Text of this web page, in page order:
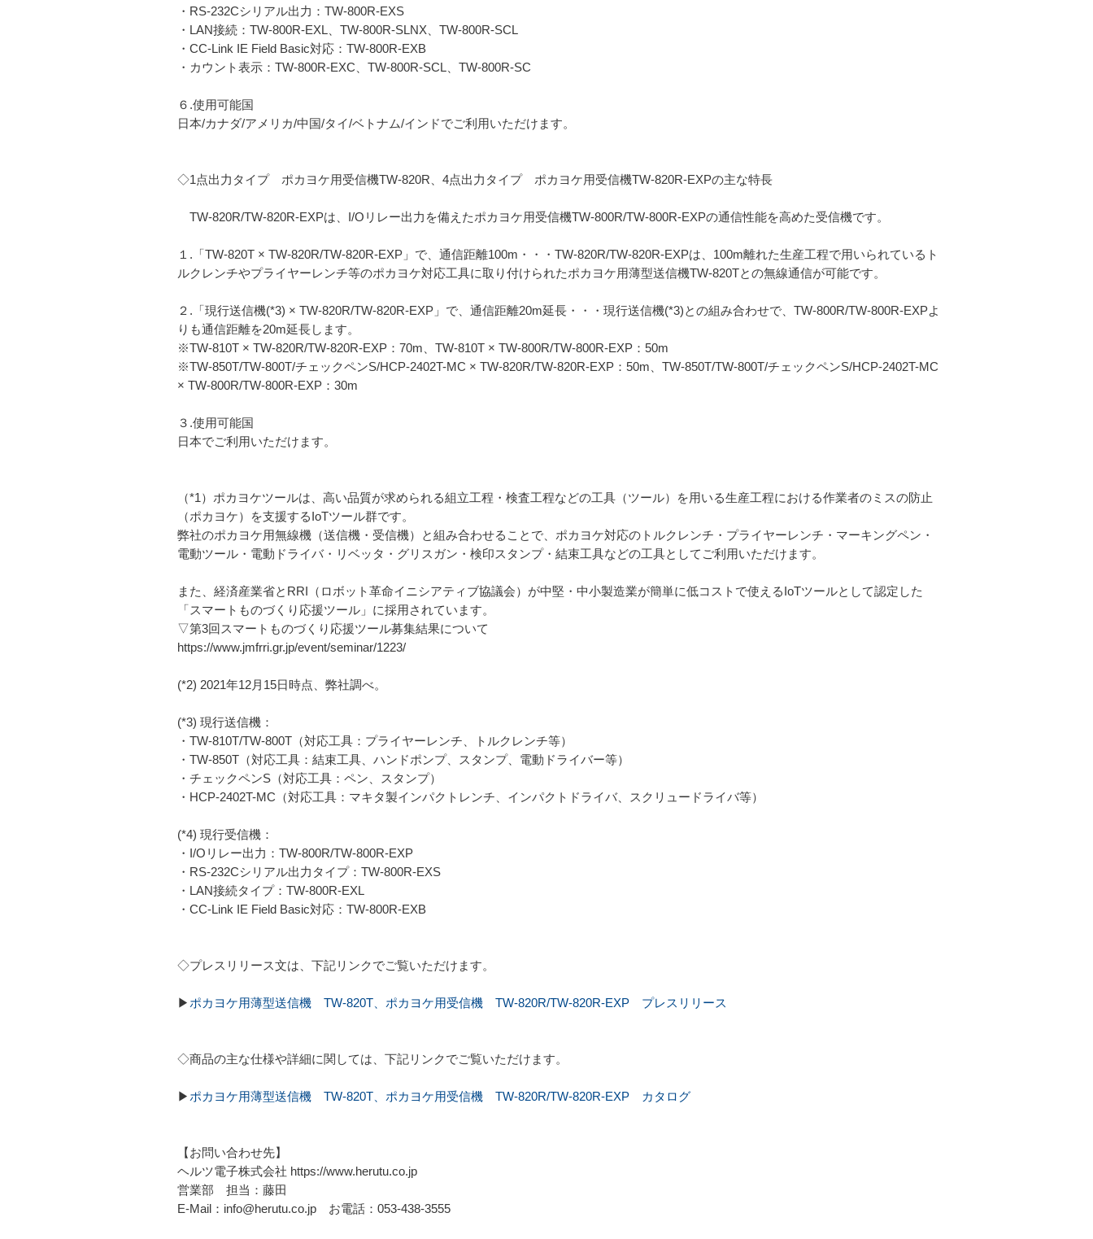
・RS-232Cシリアル出力：TW-800R-EXS
・LAN接続：TW-800R-EXL、TW-800R-SLNX、TW-800R-SCL
・CC-Link IE Field Basic対応：TW-800R-EXB
・カウント表示：TW-800R-EXC、TW-800R-SCL、TW-800R-SC
６.使用可能国
日本/カナダ/アメリカ/中国/タイ/ベトナム/インドでご利用いただけます。
◇1点出力タイプ ポカヨケ用受信機TW-820R、4点出力タイプ ポカヨケ用受信機TW-820R-EXPの主な特長
TW-820R/TW-820R-EXPは、I/Oリレー出力を備えたポカヨケ用受信機TW-800R/TW-800R-EXPの通信性能を高めた受信機です。
１.「TW-820T × TW-820R/TW-820R-EXP」で、通信距離100m・・・TW-820R/TW-820R-EXPは、100m離れた生産工程で用いられているト
ルクレンチやプライヤーレンチ等のポカヨケ対応工具に取り付けられたポカヨケ用薄型送信機TW-820Tとの無線通信が可能です。
２.「現行送信機(*3) × TW-820R/TW-820R-EXP」で、通信距離20m延長・・・現行送信機(*3)との組み合わせで、TW-800R/TW-800R-EXPよ
りも通信距離を20m延長します。
※TW-810T × TW-820R/TW-820R-EXP：70m、TW-810T × TW-800R/TW-800R-EXP：50m
※TW-850T/TW-800T/チェックペンS/HCP-2402T-MC × TW-820R/TW-820R-EXP：50m、TW-850T/TW-800T/チェックペンS/HCP-2402T-MC
× TW-800R/TW-800R-EXP：30m
３.使用可能国
日本でご利用いただけます。
（*1）ポカヨケツールは、高い品質が求められる組立工程・検査工程などの工具（ツール）を用いる生産工程における作業者のミスの防止
（ポカヨケ）を支援するIoTツール群です。
弊社のポカヨケ用無線機（送信機・受信機）と組み合わせることで、ポカヨケ対応のトルクレンチ・プライヤーレンチ・マーキングペン・
電動ツール・電動ドライバ・リベッタ・グリスガン・検印スタンプ・結束工具などの工具としてご利用いただけます。
また、経済産業省とRRI（ロボット革命イニシアティブ協議会）が中堅・中小製造業が簡単に低コストで使えるIoTツールとして認定した
「スマートものづくり応援ツール」に採用されています。
▽第3回スマートものづくり応援ツール募集結果について
https://www.jmfrri.gr.jp/event/seminar/1223/
(*2) 2021年12月15日時点、弊社調べ。
(*3) 現行送信機：
・TW-810T/TW-800T（対応工具：プライヤーレンチ、トルクレンチ等）
・TW-850T（対応工具：結束工具、ハンドポンプ、スタンプ、電動ドライバー等）
・チェックペンS（対応工具：ペン、スタンプ）
・HCP-2402T-MC（対応工具：マキタ製インパクトレンチ、インパクトドライバ、スクリュードライバ等）
(*4) 現行受信機：
・I/Oリレー出力：TW-800R/TW-800R-EXP
・RS-232Cシリアル出力タイプ：TW-800R-EXS
・LAN接続タイプ：TW-800R-EXL
・CC-Link IE Field Basic対応：TW-800R-EXB
◇プレスリリース文は、下記リンクでご覧いただけます。
▶ ポカヨケ用薄型送信機 TW-820T、ポカヨケ用受信機 TW-820R/TW-820R-EXP プレスリリース
◇商品の主な仕様や詳細に関しては、下記リンクでご覧いただけます。
▶ ポカヨケ用薄型送信機 TW-820T、ポカヨケ用受信機 TW-820R/TW-820R-EXP カタログ
【お問い合わせ先】
ヘルツ電子株式会社 https://www.herutu.co.jp
営業部 担当：藤田
E-Mail：info@herutu.co.jp お電話：053-438-3555